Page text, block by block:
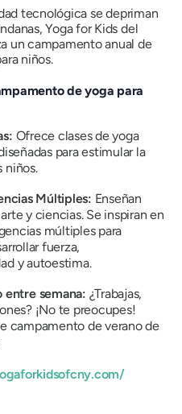
tecnológica se depriman
Yoga for Kids del
un campamento anual de
niños.
de yoga para
Ofrece clases de yoga
para estimular la
niños.
Múltiples: Enseñan
y ciencias. Se inspiran en
múltiples para
fuerza,
y autoestima.
entre semana: ¿Trabajas,
¡No te preocupes!
campamento de verano de